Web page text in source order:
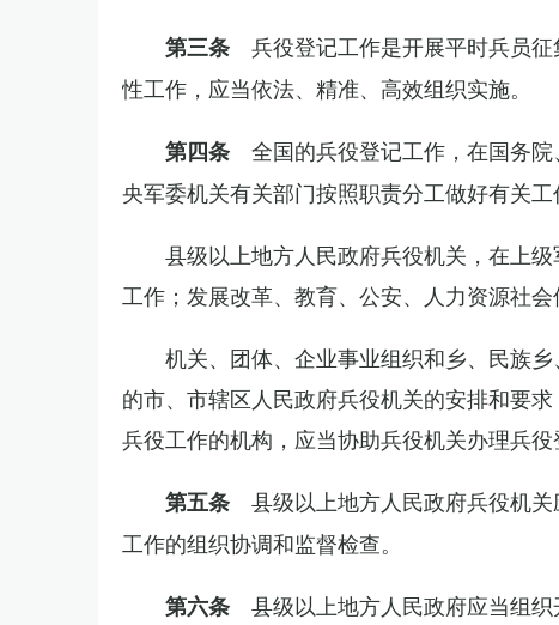
第三条 兵役登记工作是开展平时兵员
性工作，应当依法、精准、高效组织实施。
第四条 全国的兵役登记工作，在国务
央军委机关有关部门按照职责分工做好有关工
县级以上地方人民政府兵役机关，在上
工作；发展改革、教育、公安、人力资源社
机关、团体、企业事业组织和乡、民族
的市、市辖区人民政府兵役机关的安排和要
兵役工作的机构，应当协助兵役机关办理兵役
第五条 县级以上地方人民政府兵役机
工作的组织协调和监督检查。
第六条 县级以上地方人民政府应当组